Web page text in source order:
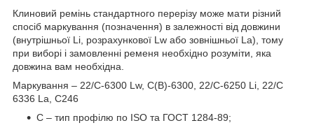
Клиновий ремінь стандартного перерізу може мати різний
спосіб маркування (позначення) в залежності від довжини
(внутрішньої Li, розрахункової Lw або зовнішньої La), тому
при виборі і замовленні ременя необхідно розуміти, яка
довжина вам необхідна.
Маркування – 22/C-6300 Lw, C(В)-6300, 22/C-6250 Li, 22/C
6336 La, C246
C – тип профілю по ISO та ГОСТ 1284-89;